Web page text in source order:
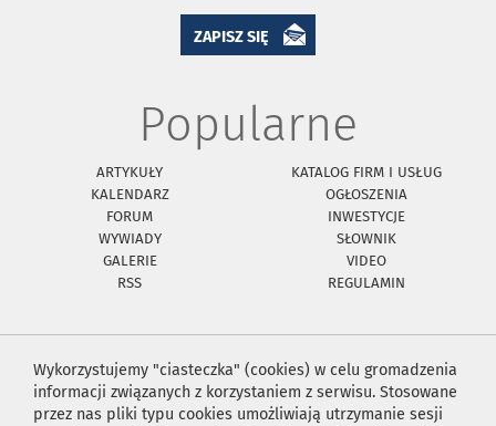
ZAPISZ SIĘ
Popularne
ARTYKUŁY
KATALOG FIRM I USŁUG
KALENDARZ
OGŁOSZENIA
FORUM
INWESTYCJE
WYWIADY
SŁOWNIK
GALERIE
VIDEO
RSS
REGULAMIN
Wykorzystujemy "ciasteczka" (cookies) w celu gromadzenia
informacji związanych z korzystaniem z serwisu. Stosowane
przez nas pliki typu cookies umożliwiają utrzymanie sesji